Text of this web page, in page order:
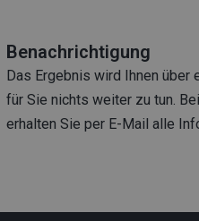
Benachrichtigung
Das Ergebnis wird Ihnen
für Sie nichts weiter zu tun.
erhalten Sie per E-Mail alle